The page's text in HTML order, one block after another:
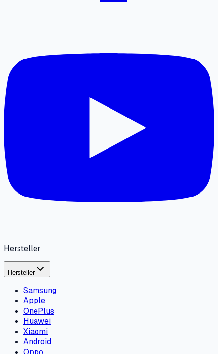
Hersteller
Hersteller
Samsung
Apple
OnePlus
Huawei
Xiaomi
Android